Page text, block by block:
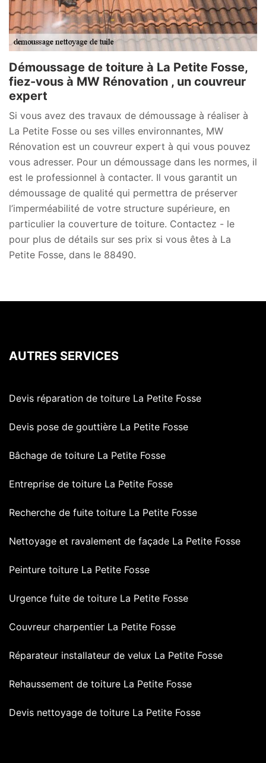
Démoussage de toiture à La Petite Fosse,
fiez-vous à MW Rénovation , un couvreur
expert
Si vous avez des travaux de démoussage à réaliser à
La Petite Fosse ou ses villes environnantes, MW
Rénovation est un couvreur expert à qui vous pouvez
vous adresser. Pour un démoussage dans les normes, il
est le professionnel à contacter. Il vous garantit un
démoussage de qualité qui permettra de préserver
l’imperméabilité de votre structure supérieure, en
particulier la couverture de toiture. Contactez - le
pour plus de détails sur ses prix si vous êtes à La
Petite Fosse, dans le 88490.
AUTRES SERVICES
Devis réparation de toiture La Petite Fosse
Devis pose de gouttière La Petite Fosse
Bâchage de toiture La Petite Fosse
Entreprise de toiture La Petite Fosse
Recherche de fuite toiture La Petite Fosse
Nettoyage et ravalement de façade La Petite Fosse
Peinture toiture La Petite Fosse
Urgence fuite de toiture La Petite Fosse
Couvreur charpentier La Petite Fosse
Réparateur installateur de velux La Petite Fosse
Rehaussement de toiture La Petite Fosse
Devis nettoyage de toiture La Petite Fosse